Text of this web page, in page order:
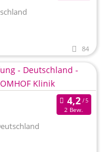
84
2 Bew.